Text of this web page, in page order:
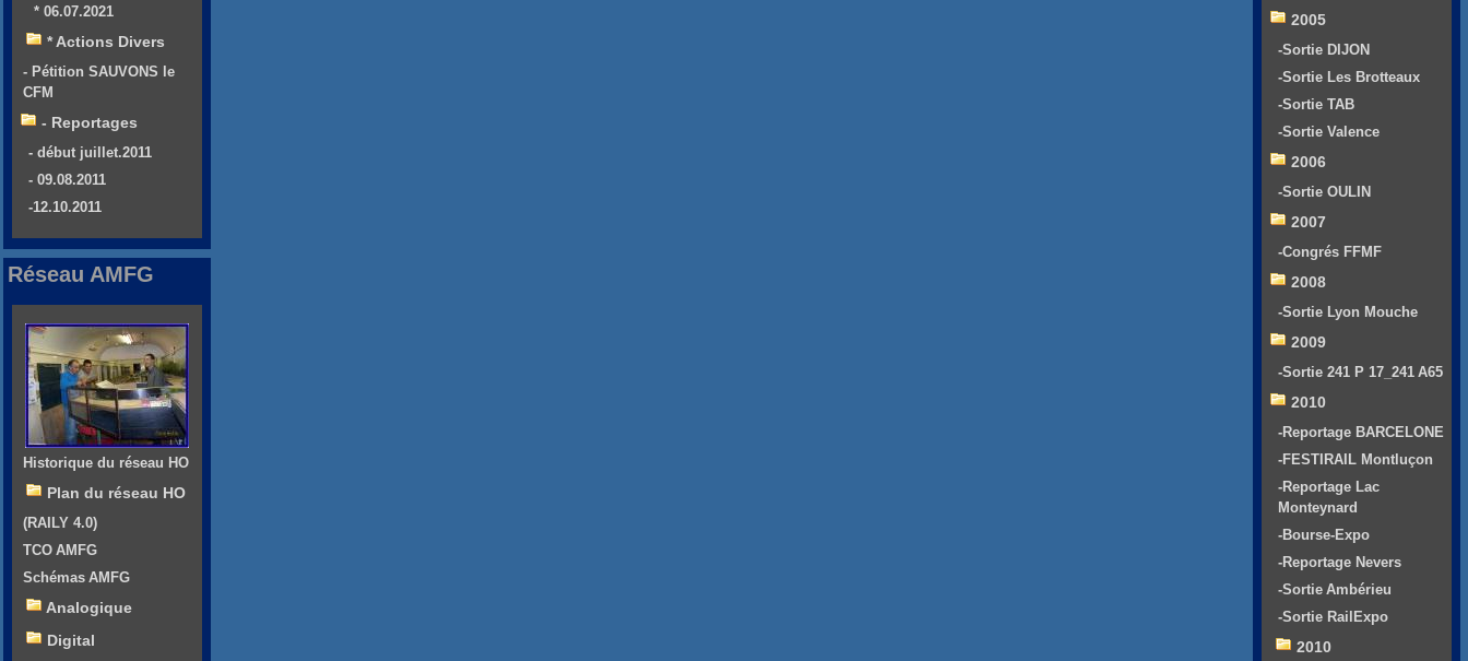
* 06.07.2021
* Actions Divers
- Pétition SAUVONS le
CFM
- Reportages
- début juillet.2011
- 09.08.2011
-12.10.2011
Réseau AMFG
Historique du réseau HO
Plan du réseau HO
(RAILY 4.0)
TCO AMFG
Schémas AMFG
Analogique
Digital
2005
-Sortie DIJON
-Sortie Les Brotteaux
-Sortie TAB
-Sortie Valence
2006
-Sortie OULIN
2007
-Congrés FFMF
2008
-Sortie Lyon Mouche
2009
-Sortie 241 P 17_241 A65
2010
-Reportage BARCELONE
-FESTIRAIL Montluçon
-Reportage Lac
Monteynard
-Bourse-Expo
-Reportage Nevers
-Sortie Ambérieu
-Sortie RailExpo
2010